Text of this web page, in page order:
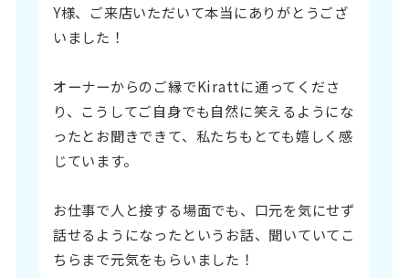
Y様、ご来店いただいて本当にありがとうござ
いました！
オーナーからのご縁でKirattに通ってくださ
り、こうしてご自身でも自然に笑えるようにな
ったとお聞きできて、私たちもとても嬉しく感
じています。
お仕事で人と接する場面でも、口元を気にせず
話せるようになったというお話、聞いていてこ
ちらまで元気をもらいました！